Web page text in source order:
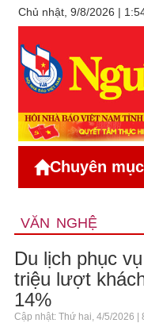
Chủ nhật, 9/8/2026 |
Chuyên mục
VĂN NGHỆ
Du lịch phục
triệu lượt
14%
Cập nhật: Thứ hai, 4/5/2026 |